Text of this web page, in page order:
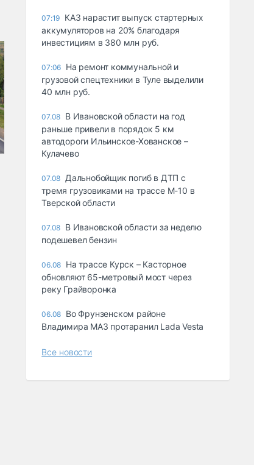
07:19 КАЗ нарастит выпуск стартерных
аккумуляторов на 20% благодаря
инвестициям в 380 млн руб.
07:06 На ремонт коммунальной и
грузовой спецтехники в Туле выделили
40 млн руб.
07.08 В Ивановской области на год
раньше привели в порядок 5 км
автодороги Ильинское-Хованское –
Кулачево
07.08 Дальнобойщик погиб в ДТП с
тремя грузовиками на трассе М-10 в
Тверской области
07.08 В Ивановской области за неделю
подешевел бензин
06.08 На трассе Курск – Касторное
обновляют 65-метровый мост через
реку Грайворонка
06.08 Во Фрунзенском районе
Владимира МАЗ протаранил Lada Vesta
Все новости